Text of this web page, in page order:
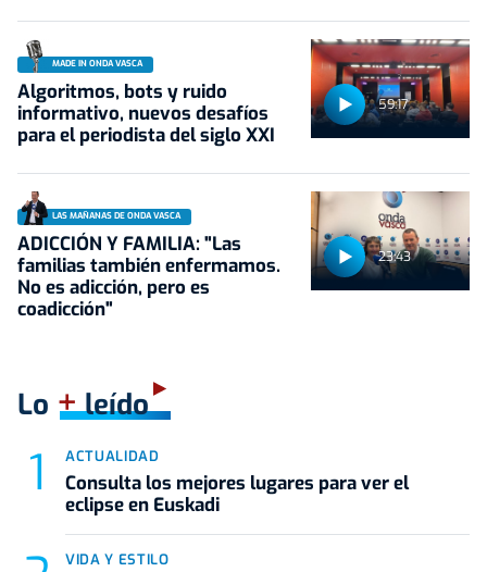
59:17
MADE IN ONDA VASCA
Algoritmos, bots y ruido
informativo, nuevos desafíos
para el periodista del siglo XXI
23:43
LAS MAÑANAS DE ONDA VASCA
ADICCIÓN Y FAMILIA: "Las
familias también enfermamos.
No es adicción, pero es
coadicción"
Lo +leído
ACTUALIDAD
Consulta los mejores lugares para ver el
eclipse en Euskadi
VIDA Y ESTILO